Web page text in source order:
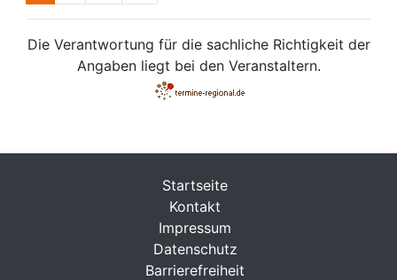
Die Verantwortung für die sachliche Richtigkeit der
Angaben liegt bei den Veranstaltern.
Startseite
Kontakt
Impressum
Datenschutz
Barrierefreiheit